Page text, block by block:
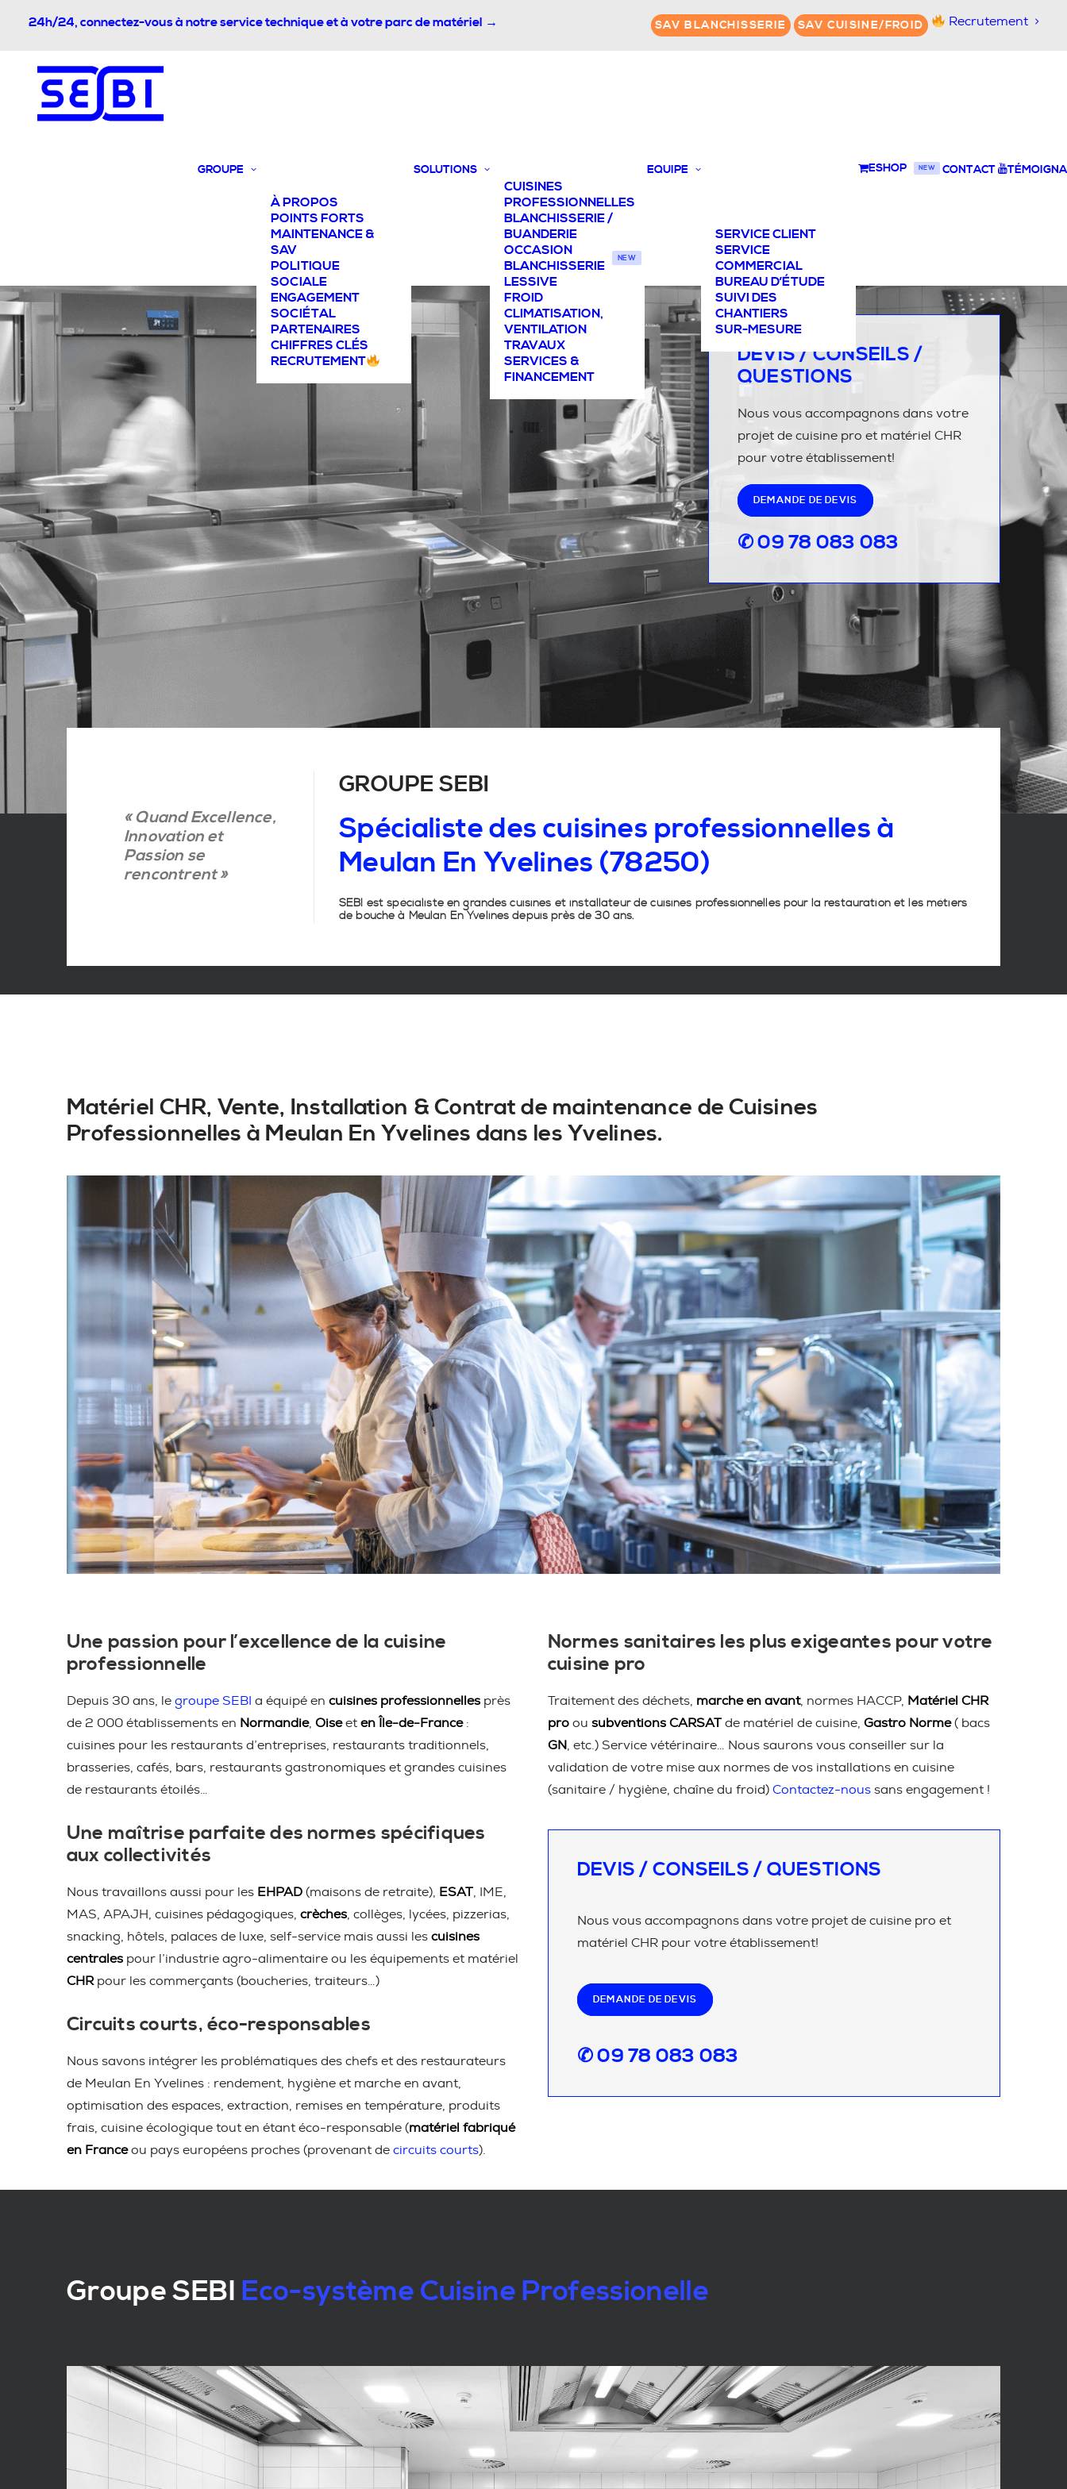
24h/24, connectez-vous à notre service technique et à votre parc de matériel → SAV BLANCHISSERIE SAV CUISINE/FROID Recrutement
GROUPE
À PROPOS
POINTS FORTS
MAINTENANCE &
SAV
POLITIQUE
SOCIALE
ENGAGEMENT
SOCIÉTAL
PARTENAIRES
CHIFFRES CLÉS
RECRUTEMENT
SOLUTIONS
CUISINES
PROFESSIONNELLES
BLANCHISSERIE /
BUANDERIE
OCCASION
BLANCHISSERIE
NEW
LESSIVE
FROID
CLIMATISATION,
VENTILATION
TRAVAUX
SERVICES &
FINANCEMENT
EQUIPE
SERVICE CLIENT
SERVICE
COMMERCIAL
BUREAU D’ÉTUDE
SUIVI DES
CHANTIERS
SUR-MESURE
ESHOP NEW CONTACT
DEVIS / CONSEILS /
QUESTIONS
Nous vous accompagnons dans votre
projet de cuisine pro et matériel CHR
pour votre établissement!
DEMANDE DE DEVIS
✆ 09 78 083 083
« Quand Excellence,
Innovation et
Passion se
rencontrent »
GROUPE SEBI
Spécialistedes cuisines professionnelles à
Meulan En Yvelines (78250)
SEBI est spécialiste en grandes cuisines et installateur de cuisines professionnelles pour la restauration et les métiers
de bouche à Meulan En Yvelines depuis près de 30 ans.
Matériel CHR, Vente, Installation & Contrat de maintenance de Cuisines
Professionnelles à Meulan En Yvelines dans les Yvelines.
Une passion pour l’excellence de la cuisine
professionnelle
Depuis 30 ans, le groupe SEBI a équipé en cuisines professionnelles près
de 2 000 établissements en Normandie, Oiseet en Île-de-France:
cuisines pour les restaurants d’entreprises, restaurants traditionnels,
brasseries, cafés, bars, restaurants gastronomiques et grandes cuisines
de restaurants étoilés…
Une maîtrise parfaite des normes spécifiques
aux collectivités
Nous travaillons aussi pour les EHPAD (maisons de retraite), ESAT , IME,
MAS, APAJH, cuisines pédagogiques, crèches , collèges, lycées, pizzerias,
snacking, hôtels, palaces de luxe, self-service mais aussi les cuisines
centrales pour l’industrie agro-alimentaire ou les équipements et matériel
CHR pour les commerçants (boucheries, traiteurs…)
Circuits courts, éco-responsables
Nous savons intégrer les problématiques des chefs et des restaurateurs
de Meulan En Yvelines : rendement, hygiène et marche en avant,
optimisation des espaces, extraction, remises en température, produits
frais, cuisine écologique tout en étant éco-responsable (matériel fabriqué
en Franceou pays européens proches (provenant de circuits courts).
Normes sanitaires les plus exigeantes pour votre
cuisine pro
Traitement des déchets, marche en avant, normes HACCP,
Matériel CHR
pro ou subventions CARSAT de matériel de cuisine, Gastro Norme( bacs
GN
, etc.) Service vétérinaire… Nous saurons vous conseiller sur la
validation de votre mise aux normes de vos installations en cuisine
(sanitaire / hygiène, chaîne du froid) Contactez-nous sans engagement !
DEVIS / CONSEILS / QUESTIONS
Nous vous accompagnons dans votre projet de cuisine pro et
matériel CHR pour votre établissement!
DEMANDE DE DEVIS
✆ 09 78 083 083
Groupe SEBI Eco-système Cuisine Professionelle